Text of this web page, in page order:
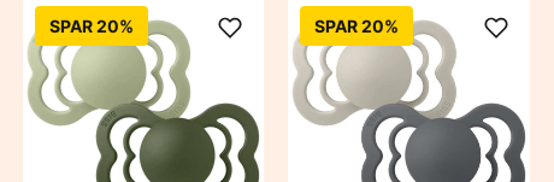
SPAR 20% SPAR 20%